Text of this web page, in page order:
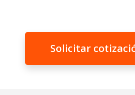
Solicitar